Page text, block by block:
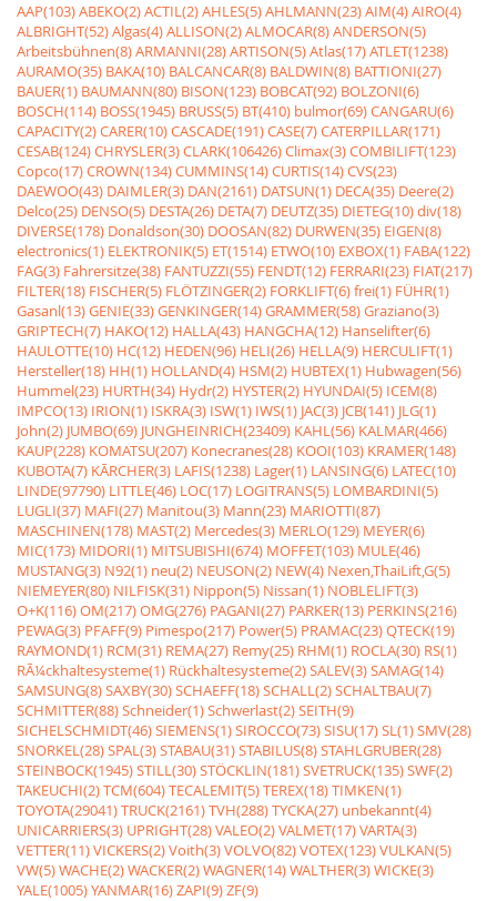
AAP(103)ABEKO(2)ACTIL(2)AHLES(5)AHLMANN(23)AIM(4)AIRO(4)
ALBRIGHT(52)Algas(4)ALLISON(2)ALMOCAR(8)ANDERSON(5)
Arbeitsbühnen(8)ARMANNI(28)ARTISON(5)Atlas(17)ATLET(1238)
AURAMO(35) BAKA(10) BALCANCAR(8) BALDWIN(8) BATTIONI(27)
BAUER(1) BAUMANN(80) BISON(123) BOBCAT(92) BOLZONI(6)
BOSCH(114) BOSS(1945) BRUSS(5) BT(410) bulmor(69)CANGARU(6)
CAPACITY(2)CARER(10)CASCADE(191)CASE(7)CATERPILLAR(171)
CESAB(124)CHRYSLER(3)CLARK(106426)Climax(3)COMBILIFT(123)
Copco(17)CROWN(134)CUMMINS(14)CURTIS(14)CVS(23)
DAEWOO(43) DAIMLER(3) DAN(2161) DATSUN(1) DECA(35) Deere(2)
Delco(25) DENSO(5) DESTA(26) DETA(7) DEUTZ(35) DIETEG(10)div(18)
DIVERSE(178) Donaldson(30) DOOSAN(82) DURWEN(35) EIGEN(8)
electronics(1) ELEKTRONIK(5) ET(1514) ETWO(10) EXBOX(1) FABA(122)
FAG(3) Fahrersitze(38) FANTUZZI(55) FENDT(12) FERRARI(23) FIAT(217)
FILTER(18) FISCHER(5) FLÖTZINGER(2) FORKLIFT(6)frei(1) FÜHR(1)
Gasanl(13)GENIE(33)GENKINGER(14)GRAMMER(58)Graziano(3)
GRIPTECH(7) HAKO(12) HALLA(43) HANGCHA(12) Hanselifter(6)
HAULOTTE(10) HC(12) HEDEN(96) HELI(26) HELLA(9) HERCULIFT(1)
Hersteller(18) HH(1) HOLLAND(4) HSM(2) HUBTEX(1) Hubwagen(56)
Hummel(23) HURTH(34) Hydr(2) HYSTER(2) HYUNDAI(5) ICEM(8)
IMPCO(13) IRION(1) ISKRA(3) ISW(1) IWS(1) JAC(3) JCB(141) JLG(1)
John(2) JUMBO(69) JUNGHEINRICH(23409) KAHL(56) KALMAR(466)
KAUP(228) KOMATSU(207) Konecranes(28) KOOI(103) KRAMER(148)
KUBOTA(7) KÃRCHER(3) LAFIS(1238) Lager(1) LANSING(6) LATEC(10)
LINDE(97790) LITTLE(46) LOC(17) LOGITRANS(5) LOMBARDINI(5)
LUGLI(37) MAFI(27) Manitou(3) Mann(23) MARIOTTI(87)
MASCHINEN(178) MAST(2) Mercedes(3) MERLO(129) MEYER(6)
MIC(173) MIDORI(1) MITSUBISHI(674) MOFFET(103) MULE(46)
MUSTANG(3) N92(1) neu(2) NEUSON(2) NEW(4) Nexen,ThaiLift,G(5)
NIEMEYER(80) NILFISK(31) Nippon(5) Nissan(1) NOBLELIFT(3)
O+K(116)OM(217)OMG(276) PAGANI(27) PARKER(13) PERKINS(216)
PEWAG(3) PFAFF(9) Pimespo(217) Power(5) PRAMAC(23)QTECK(19)
RAYMOND(1) RCM(31) REMA(27) Remy(25) RHM(1) ROCLA(30) RS(1)
RÃ¼ckhaltesysteme(1) Rückhaltesysteme(2)SALEV(3)SAMAG(14)
SAMSUNG(8)SAXBY(30)SCHAEFF(18)SCHALL(2)SCHALTBAU(7)
SCHMITTER(88)Schneider(1)Schwerlast(2)SEITH(9)
SICHELSCHMIDT(46)SIEMENS(1)SIROCCO(73)SISU(17)SL(1)SMV(28)
SNORKEL(28)SPAL(3)STABAU(31)STABILUS(8)STAHLGRUBER(28)
STEINBOCK(1945)STILL(30)STÖCKLIN(181)SVETRUCK(135)SWF(2)
TAKEUCHI(2)TCM(604)TECALEMIT(5)TEREX(18)TIMKEN(1)
TOYOTA(29041)TRUCK(2161)TVH(288)TYCKA(27) unbekannt(4)
UNICARRIERS(3) UPRIGHT(28)VALEO(2)VALMET(17)VARTA(3)
VETTER(11)VICKERS(2)Voith(3)VOLVO(82)VOTEX(123)VULKAN(5)
VW(5)WACHE(2)WACKER(2)WAGNER(14)WALTHER(3)WICKE(3)
YALE(1005)YANMAR(16)ZAPI(9)ZF(9)